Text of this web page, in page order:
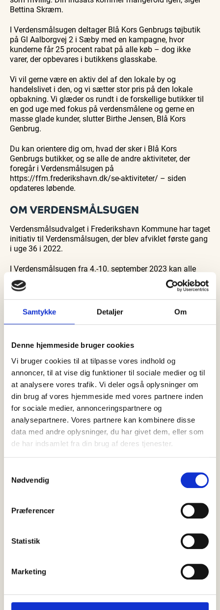
Samtykke Detaljer Om
Denne hjemmeside bruger cookies
Vi bruger cookies til at tilpasse vores indhold og
annoncer, til at vise dig funktioner til sociale medier og til
at analysere vores trafik. Vi deler også oplysninger om
din brug af vores hjemmeside med vores partnere inden
for sociale medier, annonceringspartnere og
analysepartnere. Vores partnere kan kombinere disse
data med andre oplysninger, du har givet dem, eller som
de har indsamlet fra din brug af deres tjenester.
Nødvendig
Præferencer
Statistik
Marketing
Bettina Skræm.
I Verdensmålsugen deltager Blå Kors Genbrugs tøjbutik
på Gl Aalborgvej 2 i Sæby med en kampagne, hvor
kunderne får 25 procent rabat på alle køb – dog ikke
varer, der opbevares i butikkens glasskabe.
Vi vil gerne være en aktiv del af den lokale by og
handelslivet i den, og vi sætter stor pris på den lokale
opbakning. Vi glæder os rundt i de forskellige butikker til
en god uge med fokus på verdensmålene og gerne en
masse glade kunder, slutter Birthe Jensen, Blå Kors
Genbrug.
Du kan orientere dig om, hvad der sker i Blå Kors
Genbrugs butikker, og se alle de andre aktiviteter, der
foregår i Verdensmålsugen på
https://ffm.frederikshavn.dk/se-aktiviteter/ – siden
opdateres løbende.
OM VERDENSMÅLSUGEN
Verdensmålsudvalget i Frederikshavn Kommune har taget
initiativ til Verdensmålsugen, der blev afviklet første gang
i uge 36 i 2022.
I Verdensmålsugen fra 4.-10. september 2023 kan alle
virksomheder, foreninger, institutioner og borgere byde ind
med aktiviteter, der viser, involverer og inspirerer
deltagerne til, hvordan man kan gøre verdensmål til
hverdagsmål.
SENESTENYT